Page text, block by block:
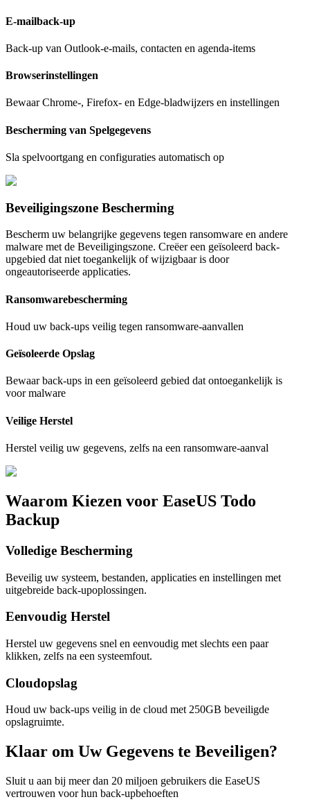
E-mailback-up
Back-up van Outlook-e-mails, contacten en agenda-items
Browserinstellingen
Bewaar Chrome-, Firefox- en Edge-bladwijzers en instellingen
Bescherming van Spelgegevens
Sla spelvoortgang en configuraties automatisch op
Beveiligingszone Bescherming
Bescherm uw belangrijke gegevens tegen ransomware en andere
malware met de Beveiligingszone. Creëer een geïsoleerd back-
upgebied dat niet toegankelijk of wijzigbaar is door
ongeautoriseerde applicaties.
Ransomwarebescherming
Houd uw back-ups veilig tegen ransomware-aanvallen
Geïsoleerde Opslag
Bewaar back-ups in een geïsoleerd gebied dat ontoegankelijk is
voor malware
Veilige Herstel
Herstel veilig uw gegevens, zelfs na een ransomware-aanval
Waarom Kiezen voor EaseUS Todo
Backup
Volledige Bescherming
Beveilig uw systeem, bestanden, applicaties en instellingen met
uitgebreide back-upoplossingen.
Eenvoudig Herstel
Herstel uw gegevens snel en eenvoudig met slechts een paar
klikken, zelfs na een systeemfout.
Cloudopslag
Houd uw back-ups veilig in de cloud met 250GB beveiligde
opslagruimte.
Klaar om Uw Gegevens te Beveiligen?
Sluit u aan bij meer dan 20 miljoen gebruikers die EaseUS
vertrouwen voor hun back-upbehoeften